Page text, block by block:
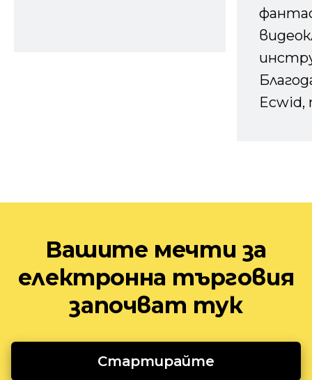
Ecwid,
Вашите мечти за
електронна търговия
започват тук
Стартирайте